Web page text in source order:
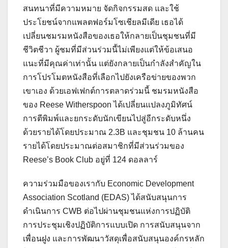
สนทนาที่มีความหมาย จัดกิจกรรมสด และใช้
ประโยชน์จากแพลตฟอร์มโซเชียลมีเดีย เธอได้
เปลี่ยนชมรมหนังสือของเธอให้กลายเป็นชุมชนที่มี
ชีวิตชีวา ผู้ชมที่มีส่วนร่วมนี้ไม่เพียงแต่ให้ข้อเสนอ
แนะที่มีคุณค่าเท่านั้น แต่ยังกลายเป็นกำลังสำคัญใน
การโปรโมตหนังสือที่เลือกไปยังเครือข่ายของพวก
เขาเอง ด้วยเอฟเฟกต์การตลาดร่วมนี้ ชมรมหนังสือ
ของ Reese Witherspoon ได้เปลี่ยนแปลงภูมิทัศน์
การตีพิมพ์และยกระดับนักเขียนไปสู่อีกระดับหนึ่ง
ด้วยรายได้โดยประมาณ 2.3B และชุมชน 10 ล้านคน
รายได้โดยประมาณต่อสมาชิกที่มีส่วนร่วมของ
Reese’s Book Club อยู่ที่ 124 ดอลลาร์
ความร่วมมือของเรากับ Economic Development
Association Scotland (EDAS) ได้สนับสนุนการ
ดำเนินการ CWB ต่อไปผ่านชุมชนแห่งการปฏิบัติ
การประชุมเชิงปฏิบัติการแบบเปิด การสนับสนุนจาก
เพื่อนฝูง และการพัฒนาวัสดุเพื่อสนับสนุนองค์กรหลัก